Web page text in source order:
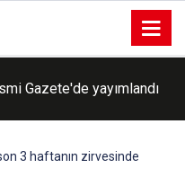
Gazete'de yayımlandı
3 haftanın zirvesinde